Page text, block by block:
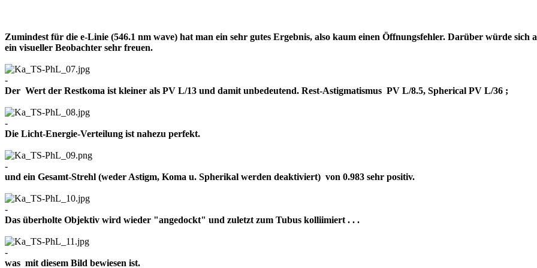
Zumindest für die e-Linie (546.1 nm wave) hat man ein sehr gutes Ergebnis, also kaum einen Öffnungsfehler. Darüber würde sich
ein visueller Beobachter sehr freuen.
-
Der Wert der Restkoma ist kleiner als PV L/13 und damit unbedeutend. Rest-Astigmatismus PV L/8.5, Spherical PV L/36 ;
-
Die Licht-Energie-Verteilung ist nahezu perfekt.
-
und ein Gesamt-Strehl (weder Astigm, Koma u. Spherikal werden deaktiviert) von 0.983 sehr positiv.
-
Das überholte Objektiv wird wieder "angedockt" und zuletzt zum Tubus kolliimiert . . .
-
was mit diesem Bild bewiesen ist.